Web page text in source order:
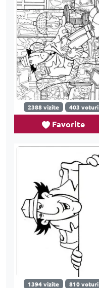
2388 vizite 403 voturi
Favorite
1394 vizite 810 voturi